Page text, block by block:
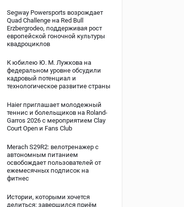
Segway Powersports возрождает
Quad Challenge на Red Bull
Erzbergrodeo, поддерживая рост
европейской гоночной культуры
квадроциклов
К юбилею Ю. М. Лужкова на
федеральном уровне обсудили
кадровый потенциал и
технологическое развитие страны
Haier приглашает молодежный
теннис и болельщиков на Roland-
Garros 2026 с мероприятием Clay
Court Open и Fans Club
Merach S29R2: велотренажер с
автономным питанием
освобождает пользователей от
ежемесячных подписок на
фитнес
Истории, которыми хочется
делиться: завершился приём